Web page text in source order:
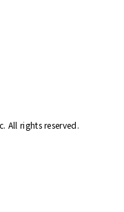
All rights reserved.